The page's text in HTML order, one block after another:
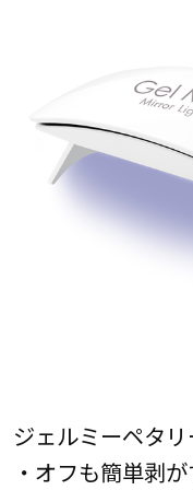
ジェルミーペタリ
・オフも簡単剥